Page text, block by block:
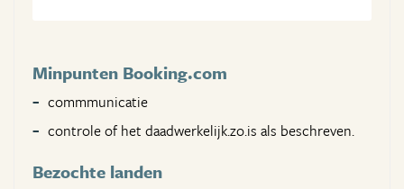
Minpunten Booking.com
commmunicatie
controle of het daadwerkelijk.zo.is als beschreven.
Bezochte landen